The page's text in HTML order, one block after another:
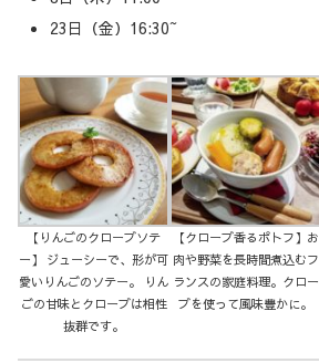
23日（金）16:30~
【りんごのクローブソテ
ー】 ジューシーで、形が可
愛いりんごのソテー。 りん
ごの甘味とクローブは相性
抜群です。
【クローブ香るポトフ】お
肉や野菜を長時間煮込むフ
ランスの家庭料理。クロー
ブを使って風味豊かに。